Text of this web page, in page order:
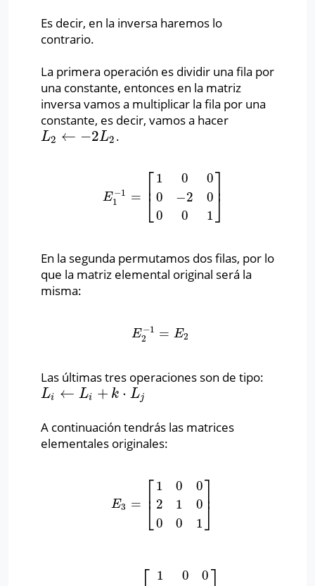
Es decir, en la inversa haremos lo
contrario.
La primera operación es dividir una fila por
una constante, entonces en la matriz
inversa vamos a multiplicar la fila por una
constante, es decir, vamos a hacer
L2 ← −2L2
L2←−2 L2 .
E−1
1 = ⎡
⎣
⎢ 1
0
0
0
−2
0
0
0
1
⎤
⎦⎥
E1−1 =[ 0 00 2000 ]
En la segunda permutamos dos filas, por lo
que la matriz elemental original será la
misma:
E−1
2 = E2
E2− 1=E 2
Las últimas tres operaciones son de tipo:
Li ← Li + k ⋅ Lj
Li←Li+ k⋅L
A continuación tendrás las matrices
elementales originales:
E3 = ⎡
⎣
⎢ 1
2
0
0
1
0
0
0
1
⎤
⎦⎥
E3 =[1 0 02 0 ]
1
0
0